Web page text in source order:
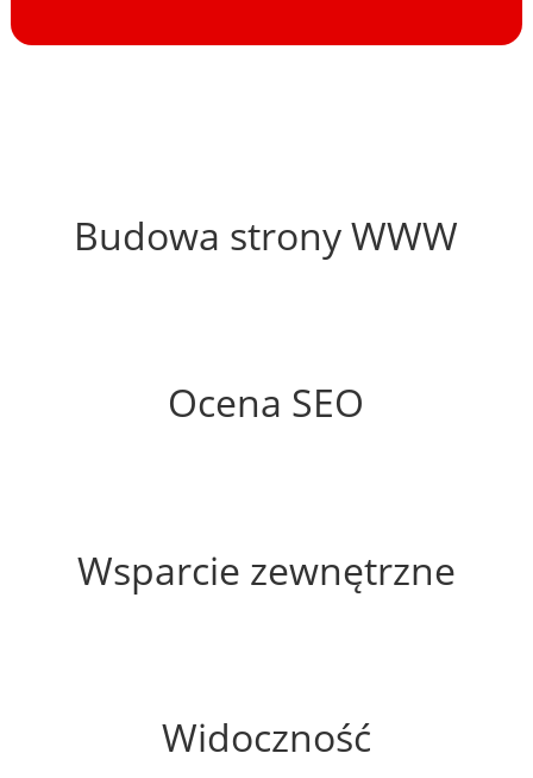
Budowa strony WWW
Ocena SEO
Wsparcie zewnętrzne
Widoczność